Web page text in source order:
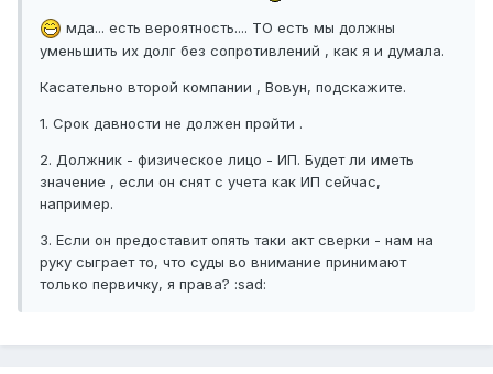
мда... есть вероятность.... ТО есть мы должны
уменьшить их долг без сопротивлений , как я и думала.
Касательно второй компании , Вовун, подскажите.
1. Срок давности не должен пройти .
2. Должник - физическое лицо - ИП. Будет ли иметь
значение , если он снят с учета как ИП сейчас,
например.
3. Если он предоставит опять таки акт сверки - нам на
руку сыграет то, что суды во внимание принимают
только первичку, я права? :sad: